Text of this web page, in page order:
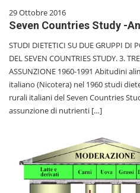
29 Ottobre 2016
Seven Countries Study -
STUDI DIETETICI SU DUE GRUPPI DI
DEL SEVEN COUNTRIES STUDY. 3.
ASSUNZIONE 1960-1991 Abitudini
italiano (Nicotera) nel 1960 studi
rurali italiani del Seven Countries
assunzione di nutrienti […]